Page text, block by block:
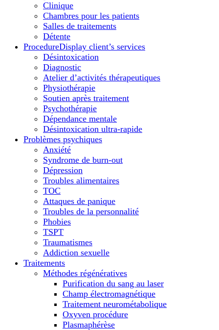
Сlinique
Chambres pour les patients
Salles de traitements
Détente
ProcedureDisplay client’s services
Désintoxication
Diagnostic
Atelier d’activités thérapeutiques
Physiothérapie
Soutien après traitement
Psychothérapie
Dépendance mentale
Désintoxication ultra-rapide
Problèmes psychiques
Anxiété
Syndrome de burn-out
Dépression
Troubles alimentaires
TOC
Attaques de panique
Troubles de la personnalité
Phobies
TSPT
Traumatismes
Addiction sexuelle
Traitements
Méthodes régénératives
Purification du sang au laser
Champ électromagnétique
Traitement neurométabolique
Oxyven procédure
Plasmaphérèse